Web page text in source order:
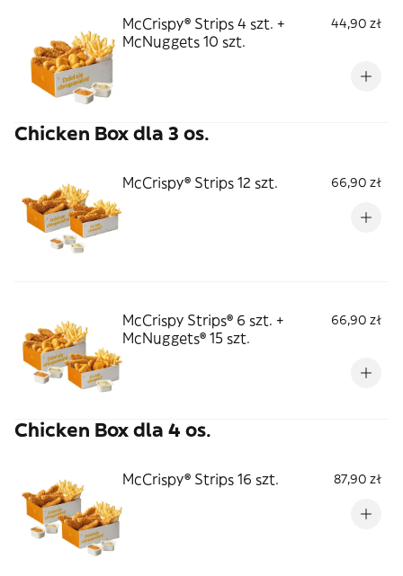
McCrispy® Strips 4 szt. +
McNuggets 10 szt.
44,90 zł
Chicken Box dla 3 os.
McCrispy® Strips 12 szt. 66,90 zł
McCrispy Strips® 6 szt. +
McNuggets® 15 szt.
66,90 zł
Chicken Box dla 4 os.
McCrispy® Strips 16 szt. 87,90 zł